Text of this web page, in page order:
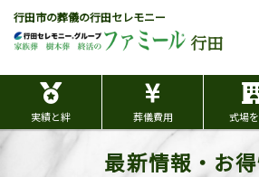
行田市の葬儀の行田セレモニー
行田
実績と絆 葬儀費用 式場
最新情報・お